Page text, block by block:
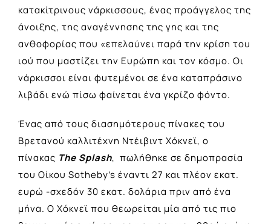
κατακίτρινους νάρκισσους, ένας προάγγελος της
άνοιξης, της αναγέννησης της γης και της
ανθοφορίας που «επελαύνει παρά την κρίση του
ιού που μαστίζει την Ευρώπη και τον κόσμο. Οι
νάρκισσοι είναι φυτεμένοι σε ένα καταπράσινο
λιβάδι ενώ πίσω φαίνεται ένα γκρίζο φόντο.
Ένας από τους διασημότερους πίνακες του
Βρετανού καλλιτέχνη Ντέιβιντ Χόκνεϊ, ο
πίνακας The Splash, πωλήθηκε σε δημοπρασία
του Οίκου Sotheby’s έναντι 27 και πλέον εκατ.
ευρώ -σχεδόν 30 εκατ. δολάρια πριν από ένα
μήνα. Ο Χόκνεϊ που θεωρείται μία από τις πιο